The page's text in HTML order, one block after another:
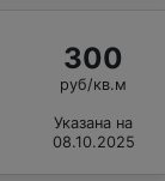
300
руб/кв.м
Указана на
08.10.2025